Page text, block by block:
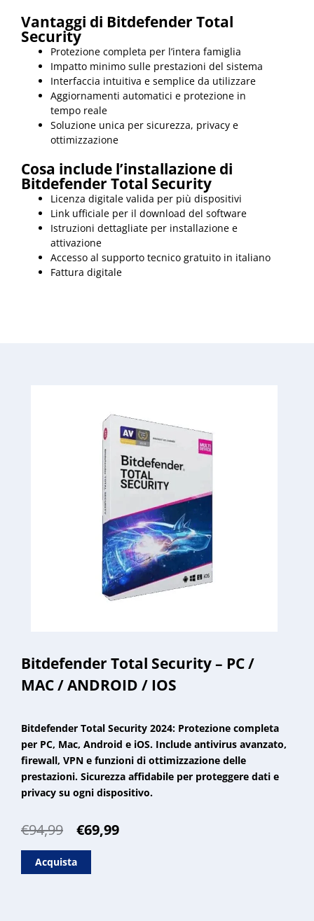
Vantaggi di Bitdefender Total
Security
Protezione completa per l’intera famiglia
Impatto minimo sulle prestazioni del sistema
Interfaccia intuitiva e semplice da utilizzare
Aggiornamenti automatici e protezione in
tempo reale
Soluzione unica per sicurezza, privacy e
ottimizzazione
Cosa include l’installazione di
Bitdefender Total Security
Licenza digitale valida per più dispositivi
Link ufficiale per il download del software
Istruzioni dettagliate per installazione e
attivazione
Accesso al supporto tecnico gratuito in italiano
Fattura digitale
Bitdefender Total Security – PC /
MAC / ANDROID / IOS
Bitdefender Total Security 2024: Protezione completa
per PC, Mac, Android e iOS. Include antivirus avanzato,
firewall, VPN e funzioni di ottimizzazione delle
prestazioni. Sicurezza affidabile per proteggere dati e
privacy su ogni dispositivo.
€94,99
Il
originale
era:
€69,99Il
Acquista